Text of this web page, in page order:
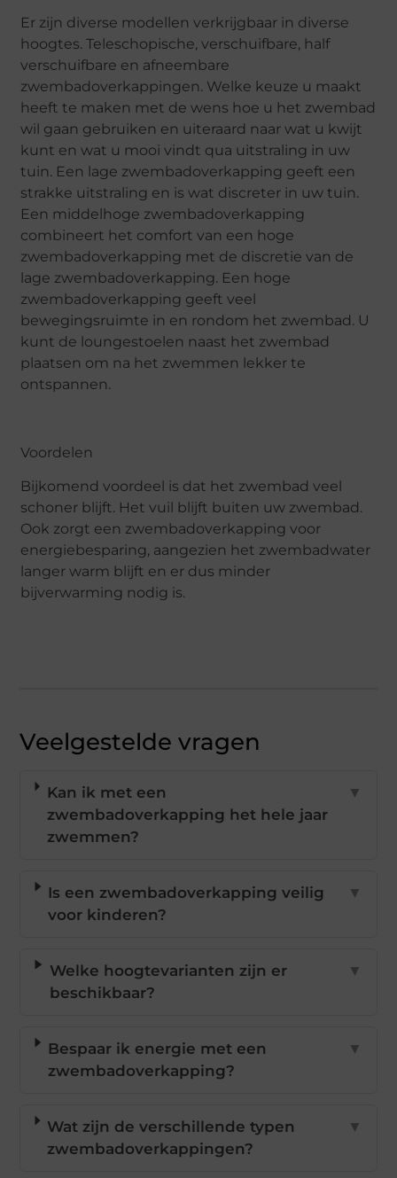
Er zijn diverse modellen verkrijgbaar in diverse
hoogtes. Teleschopische, verschuifbare, half
verschuifbare en afneembare
zwembadoverkappingen. Welke keuze u maakt
heeft te maken met de wens hoe u het zwembad
wil gaan gebruiken en uiteraard naar wat u kwijt
kunt en wat u mooi vindt qua uitstraling in uw
tuin. Een lage zwembadoverkapping geeft een
strakke uitstraling en is wat discreter in uw tuin.
Een middelhoge zwembadoverkapping
combineert het comfort van een hoge
zwembadoverkapping met de discretie van de
lage zwembadoverkapping. Een hoge
zwembadoverkapping geeft veel
bewegingsruimte in en rondom het zwembad. U
kunt de loungestoelen naast het zwembad
plaatsen om na het zwemmen lekker te
ontspannen.
Voordelen
Bijkomend voordeel is dat het zwembad veel
schoner blijft. Het vuil blijft buiten uw zwembad.
Ook zorgt een zwembadoverkapping voor
energiebesparing, aangezien het zwembadwater
langer warm blijft en er dus minder
bijverwarming nodig is.
Veelgestelde vragen
Kan ik met een
zwembadoverkapping het hele jaar
zwemmen?
▼
Is een zwembadoverkapping veilig
voor kinderen?
▼
Welke hoogtevarianten zijn er
beschikbaar?
▼
Bespaar ik energie met een
zwembadoverkapping?
▼
Wat zijn de verschillende typen
zwembadoverkappingen?
▼